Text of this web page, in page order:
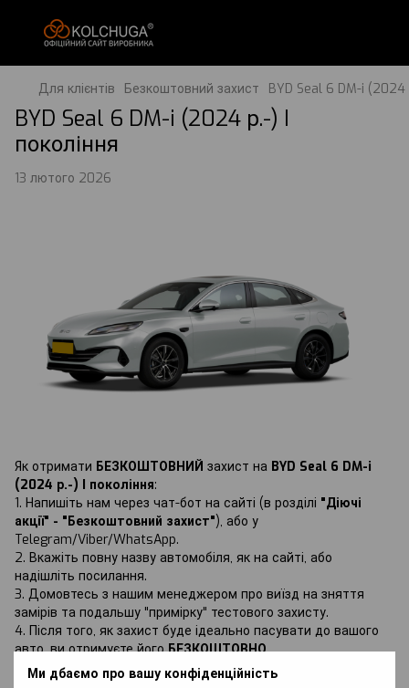
Ми дбаємо про вашу конфіденційність
Для клієнтів Безкоштовний захист BYD Seal 6 DM-i (2024
BYD Seal 6 DM-i (2024 р.-) I
покоління
13 лютого 2026
Як отримати БЕЗКОШТОВНИЙ захист на BYD Seal 6 DM-i
(2024 р.-) I покоління:
1. Напишіть нам через чат-бот на сайті (в розділі "Діючі
акції" - "Безкоштовний захист"), або у
Telegram/Viber/WhatsApp.
2. Вкажіть повну назву автомобіля, як на сайті, або
надішліть посилання.
3. Домовтесь з нашим менеджером про виїзд на зняття
замірів та подальшу "примірку" тестового захисту.
4. Після того, як захист буде ідеально пасувати до вашого
авто, ви отримуєте йогоБЕЗКОШТОВНО.